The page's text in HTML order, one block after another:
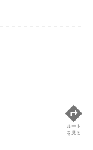
ルート
を見る